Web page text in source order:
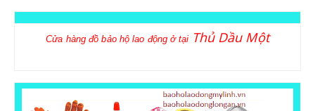
Cửa hàng đồ bảo hộ lao động ở tại Thủ Dầu Một